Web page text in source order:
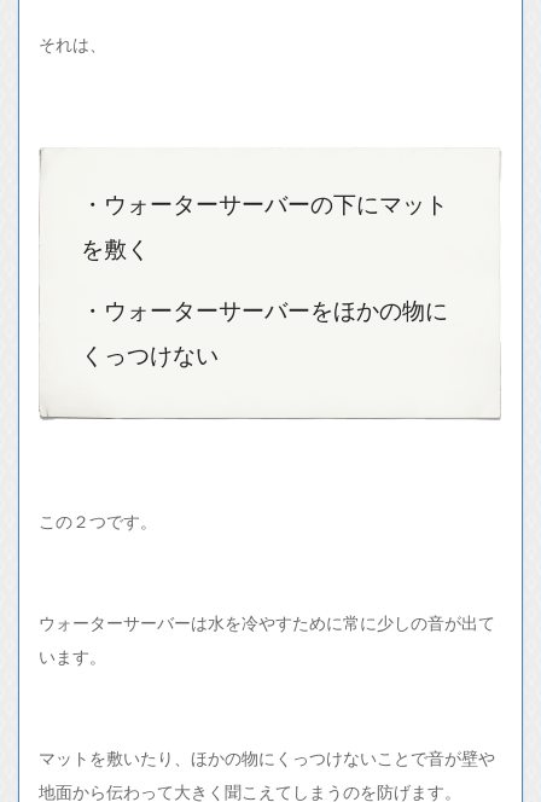
それは、
・ウォーターサーバーの下にマット
を敷く
・ウォーターサーバーをほかの物に
くっつけない
この２つです。
ウォーターサーバーは水を冷やすために常に少しの音が出て
います。
マットを敷いたり、ほかの物にくっつけないことで音が壁や
地面から伝わって大きく聞こえてしまうのを防げます。